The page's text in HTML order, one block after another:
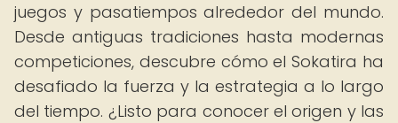
juegos y pasatiempos alrededor del mundo.
Desde antiguas tradiciones hasta modernas
competiciones, descubre cómo el Sokatira ha
desafiado la fuerza y la estrategia a lo largo
del tiempo. ¿Listo para conocer el origen y las